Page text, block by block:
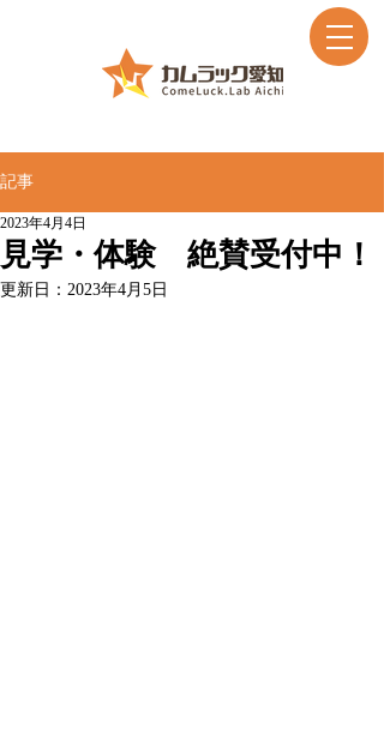
記事
見学・体験 絶賛受付中！
2023年4月4日
更新日： 2023年4月5日